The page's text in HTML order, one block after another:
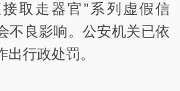
取走器官”系列虚假信
不良影响。公安机关已依
行政处罚。